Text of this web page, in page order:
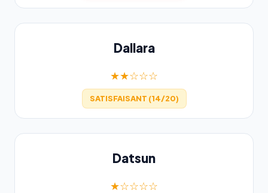
Dallara
★★☆☆☆
SATISFAISANT (14/20)
Datsun
★☆☆☆☆